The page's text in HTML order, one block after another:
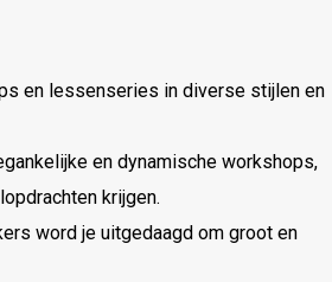
en lessenseries in diverse stijlen en
en dynamische workshops,
krijgen.
word je uitgedaagd om groot en